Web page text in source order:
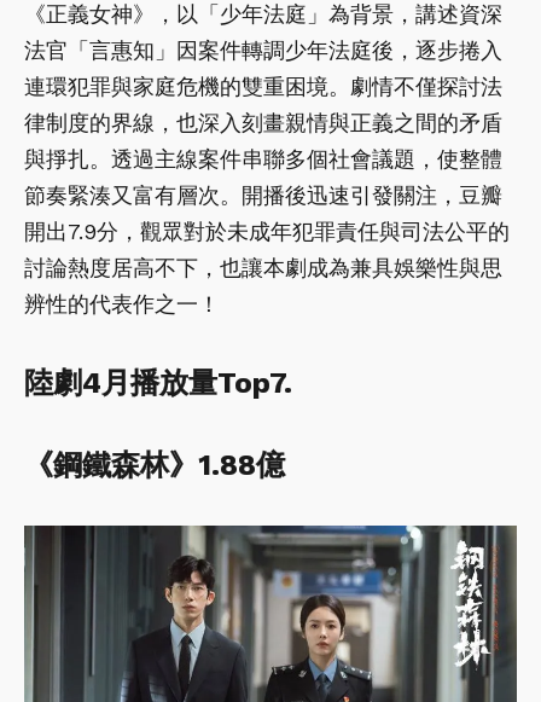
《正義女神》，以「少年法庭」為背景，講述資深
法官「言惠知」因案件轉調少年法庭後，逐步捲入
連環犯罪與家庭危機的雙重困境。劇情不僅探討法
律制度的界線，也深入刻畫親情與正義之間的矛盾
與掙扎。透過主線案件串聯多個社會議題，使整體
節奏緊湊又富有層次。開播後迅速引發關注，豆瓣
開出7.9分，觀眾對於未成年犯罪責任與司法公平的
討論熱度居高不下，也讓本劇成為兼具娛樂性與思
辨性的代表作之一！
陸劇4月播放量Top7.
《鋼鐵森林》1.88億